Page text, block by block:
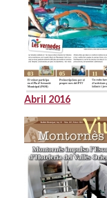
Abril 2016